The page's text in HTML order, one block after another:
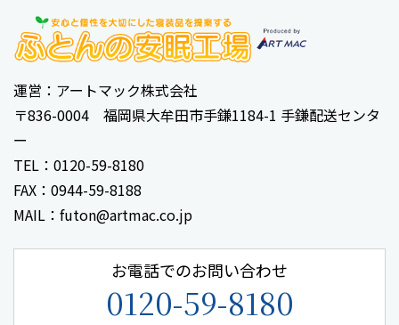
運営：アートマック株式会社
〒836-0004 福岡県大牟田市手鎌1184-1 手鎌配送センタ
ー
TEL：0120-59-8180
FAX：0944-59-8188
MAIL：futon@artmac.co.jp
お電話でのお問い合わせ
0120-59-8180